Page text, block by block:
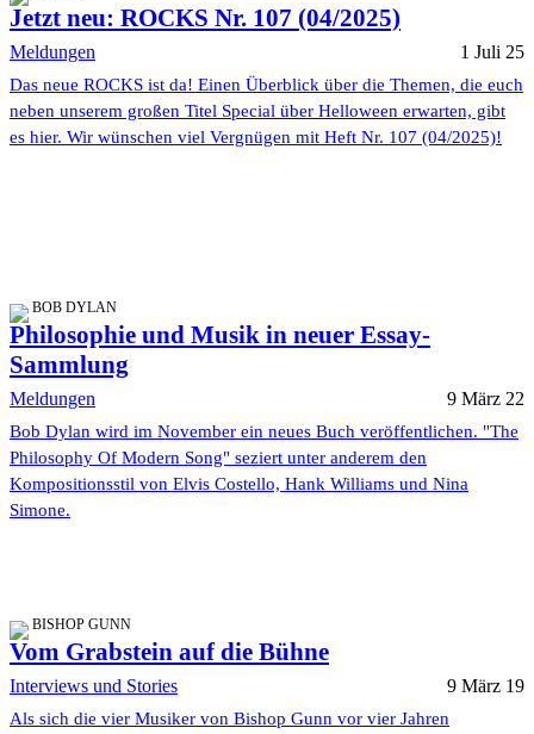
Jetzt neu: ROCKS Nr. 107 (04/2025)
Meldungen 1 Juli 25
Das neue ROCKS ist da! Einen Überblick über die Themen, die euch
neben unserem großen Titel Special über Helloween erwarten, gibt
es hier. Wir wünschen viel Vergnügen mit Heft Nr. 107 (04/2025)!
BOB DYLAN
Philosophie und Musik in neuer Essay-
Sammlung
Meldungen 9 März 22
Bob Dylan wird im November ein neues Buch veröffentlichen. "The
Philosophy Of Modern Song" seziert unter anderem den
Kompositionsstil von Elvis Costello, Hank Williams und Nina
Simone.
BISHOP GUNN
Vom Grabstein auf die Bühne
Interviews und Stories 9 März 19
Als sich die vier Musiker von Bishop Gunn vor vier Jahren